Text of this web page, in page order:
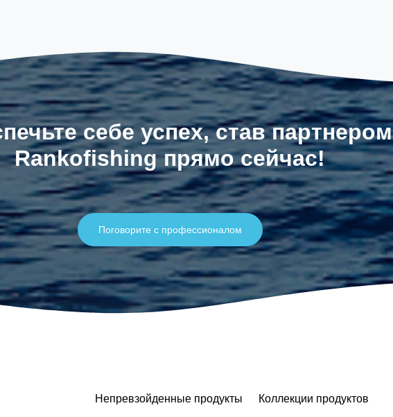
себе успех, став партнером
Rankofishing прямо сейчас!
Поговорите с профессионалом
Непревзойденные продукты Коллекции продуктов